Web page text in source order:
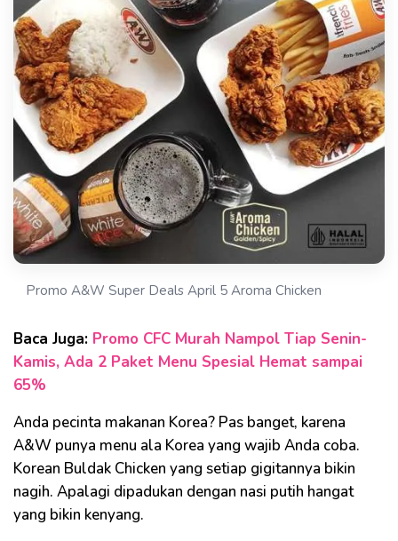
Promo A&W Super Deals April 5 Aroma Chicken
Baca Juga: Promo CFC Murah Nampol Tiap Senin-
Kamis, Ada 2 Paket Menu Spesial Hemat sampai
65%
Anda pecinta makanan Korea? Pas banget, karena
A&W punya menu ala Korea yang wajib Anda coba.
Korean Buldak Chicken yang setiap gigitannya bikin
nagih. Apalagi dipadukan dengan nasi putih hangat
yang bikin kenyang.